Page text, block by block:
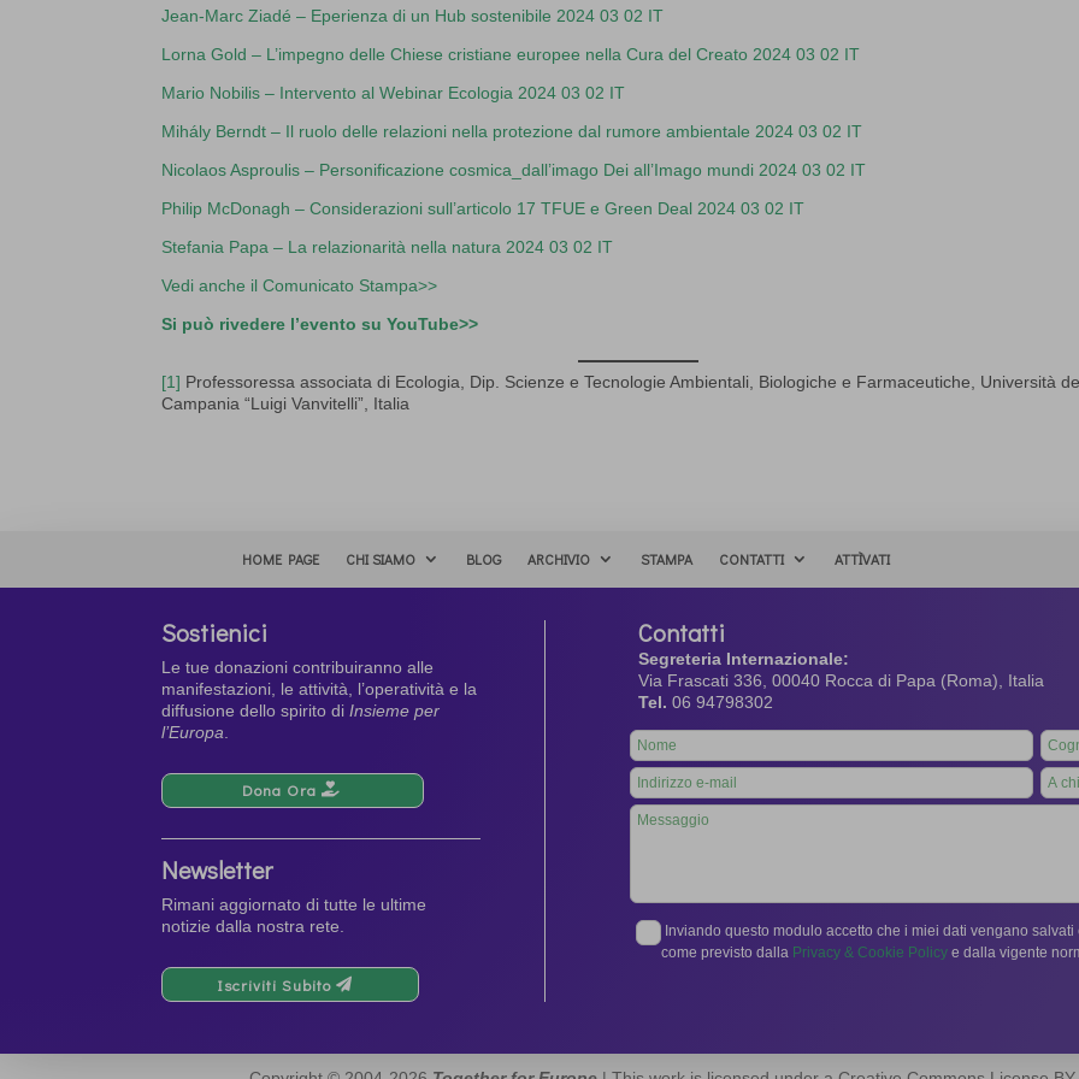
Jean-Marc Ziadé – Eperienza di un Hub sostenibile 2024 03 02 IT
Lorna Gold – L’impegno delle Chiese cristiane europee nella Cura del Creato 2024 03 02 IT
Mario Nobilis – Intervento al Webinar Ecologia 2024 03 02 IT
Mihály Berndt – Il ruolo delle relazioni nella protezione dal rumore ambientale 2024 03 02 IT
Nicolaos Asproulis – Personificazione cosmica_dall’imago Dei all’Imago mundi 2024 03 02 IT
Philip McDonagh – Considerazioni sull’articolo 17 TFUE e Green Deal 2024 03 02 IT
Stefania Papa – La relazionarità nella natura 2024 03 02 IT
Vedi anche il Comunicato Stampa>>
Si può rivedere l’evento su YouTube>>
[1] Professoressa associata di Ecologia, Dip. Scienze e Tecnologie Ambientali, Biologiche e Farmaceutiche, Università
Campania “Luigi Vanvitelli”, Italia
HOME PAGE CHI SIAMO BLOG ARCHIVIO STAMPA CONTATTI ATTÌVATI
Sostienici
Le tue donazioni contribuiranno alle
manifestazioni, le attività, l’operatività e la
diffusione dello spirito diInsieme per
l’Europa.
Dona Ora
Newsletter
Rimani aggiornato di tutte le ultime
notizie dalla nostra rete.
Iscriviti Subito
Contatti
Segreteria Internazionale:
Via Frascati 336, 00040 Rocca di Papa (Roma), Italia
Tel. 06 94798302
Leave
this
field
blank
Inviando questo modulo accetto che i miei dati vengano salvati
come previsto dalla Privacy & Cookie Policye dalla vigente